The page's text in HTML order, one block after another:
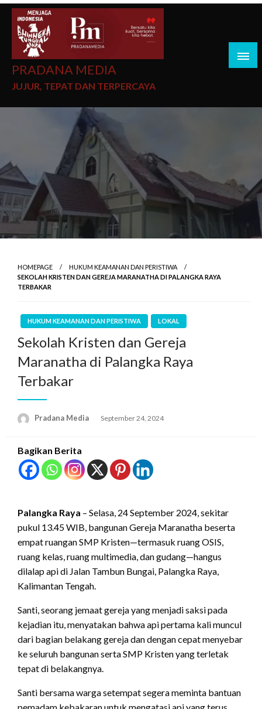
PRADANA MEDIA
JUJUR, TEPAT DAN TERPERCAYA
HOMEPAGE
HUKUM KEAMANAN DAN PERISTIWA
SEKOLAH KRISTEN DAN GEREJA MARANATHA DI PALANGKA RAYA
TERBAKAR
HUKUM KEAMANAN DAN PERISTIWA LOKAL
Sekolah Kristen dan Gereja
Maranatha di Palangka Raya
Terbakar
Pradana Media September 24, 2024
Bagikan Berita
Palangka Raya – Selasa, 24 September 2024, sekitar
pukul 13.45 WIB, bangunan Gereja Maranatha beserta
empat ruangan SMP Kristen—termasuk ruang OSIS,
ruang kelas, ruang multimedia, dan gudang—hangus
dilalap api di Jalan Tambun Bungai, Palangka Raya,
Kalimantan Tengah.
Santi, seorang jemaat gereja yang menjadi saksi pada
kejadian itu, menyatakan bahwa api pertama kali muncul
dari bagian belakang gereja dan dengan cepat menyebar
ke seluruh bangunan serta SMP Kristen yang terletak
tepat di belakangnya.
Santi bersama warga setempat segera meminta bantuan
pemadam kebakaran untuk mengatasi api yang terus